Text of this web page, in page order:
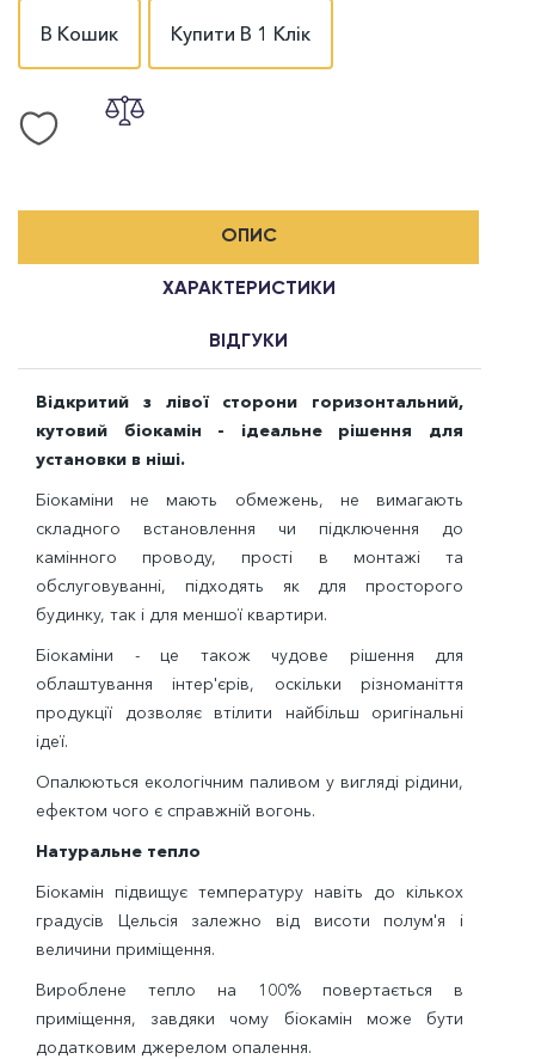
В Кошик Купити В 1 Клік
ОПИС
ХАРАКТЕРИСТИКИ
ВІДГУКИ
Відкритий з лівої сторони горизонтальний,
кутовий біокамін - ідеальне рішення для
установки в ніші.
Біокаміни не мають обмежень, не вимагають
складного встановлення чи підключення до
камінного проводу, прості в монтажі та
обслуговуванні, підходять як для просторого
будинку, так і для меншої квартири.
Біокаміни - це також чудове рішення для
облаштування інтер'єрів, оскільки різноманіття
продукції дозволяє втілити найбільш оригінальні
ідеї.
Опалюються екологічним паливом у вигляді рідини,
ефектом чого є справжній вогонь.
Натуральне тепло
Біокамін підвищує температуру навіть до кількох
градусів Цельсія залежно від висоти полум'я і
величини приміщення.
Вироблене тепло на 100% повертається в
приміщення, завдяки чому біокамін може бути
додатковим джерелом опалення.